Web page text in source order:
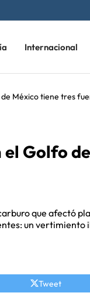
Internacional
México tiene tres
Golfo
que afectó
un vertimiento
Tweet